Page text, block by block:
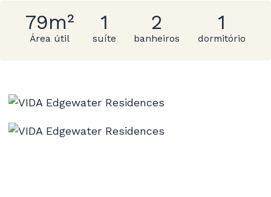
79m²
Área útil
1
suíte
2
banheiros
1
dormitório